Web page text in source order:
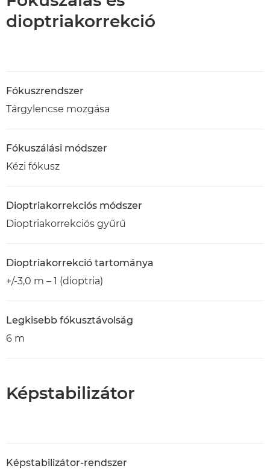
dioptriakorrekció
Fókuszrendszer
Tárgylencse mozgása
Fókuszálási módszer
Kézi fókusz
Dioptriakorrekciós módszer
Dioptriakorrekciós gyűrű
Dioptriakorrekció tartománya
+/-3,0 m – 1 (dioptria)
Legkisebb fókusztávolság
6 m
Képstabilizátor
Képstabilizátor-rendszer